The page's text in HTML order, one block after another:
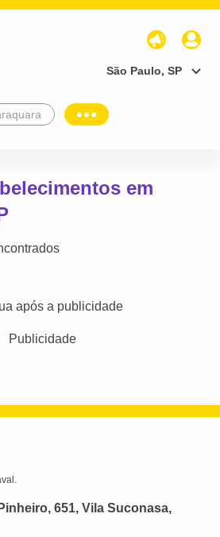
São Paulo, SP
em
após a publicidade
Publicidade
651, Vila Suconasa,